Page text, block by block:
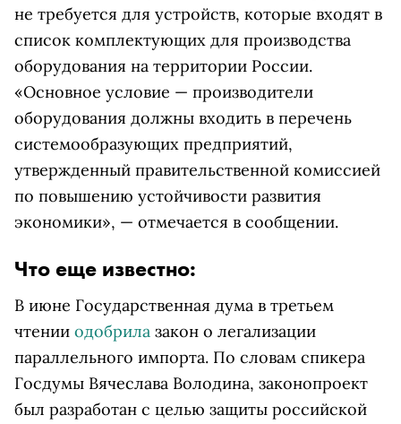
не требуется для устройств, которые входят в
список комплектующих для производства
оборудования на территории России.
«Основное условие — производители
оборудования должны входить в перечень
системообразующих предприятий,
утвержденный правительственной комиссией
по повышению устойчивости развития
экономики», — отмечается в сообщении.
Что еще известно:
В июне Государственная дума в третьем
чтении одобрила закон о легализации
параллельного импорта. По словам спикера
Госдумы Вячеслава Володина, законопроект
был разработан с целью защиты российской